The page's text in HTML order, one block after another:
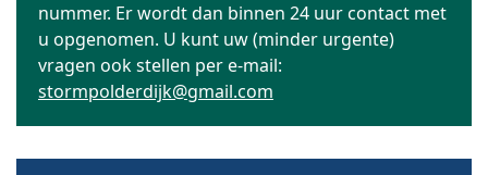
nummer. Er wordt dan binnen 24 uur contact met
u opgenomen. U kunt uw (minder urgente)
vragen ook stellen per e-mail:
stormpolderdijk@gmail.com